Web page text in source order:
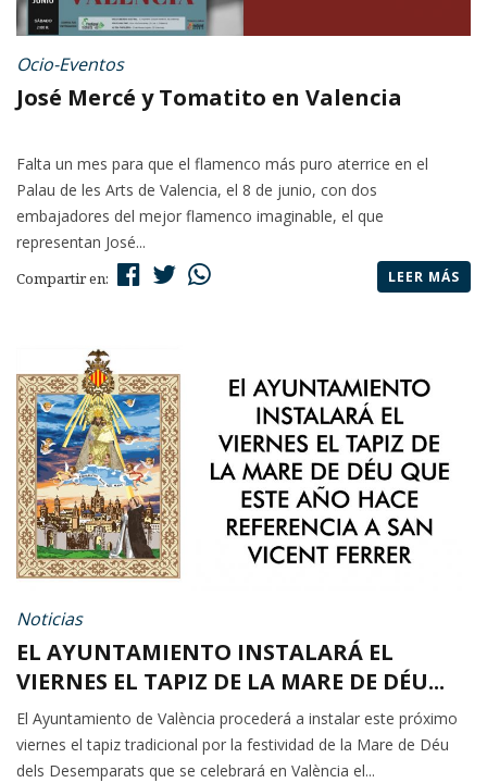
Ocio-Eventos
José Mercé y Tomatito en Valencia
Falta un mes para que el flamenco más puro aterrice en el
Palau de les Arts de Valencia, el 8 de junio, con dos
embajadores del mejor flamenco imaginable, el que
representan José...
Compartir en: LEER MÁS
Noticias
EL AYUNTAMIENTO INSTALARÁ EL
VIERNES EL TAPIZ DE LA MARE DE DÉU...
El Ayuntamiento de València procederá a instalar este próximo
viernes el tapiz tradicional por la festividad de la Mare de Déu
dels Desemparats que se celebrará en València el...